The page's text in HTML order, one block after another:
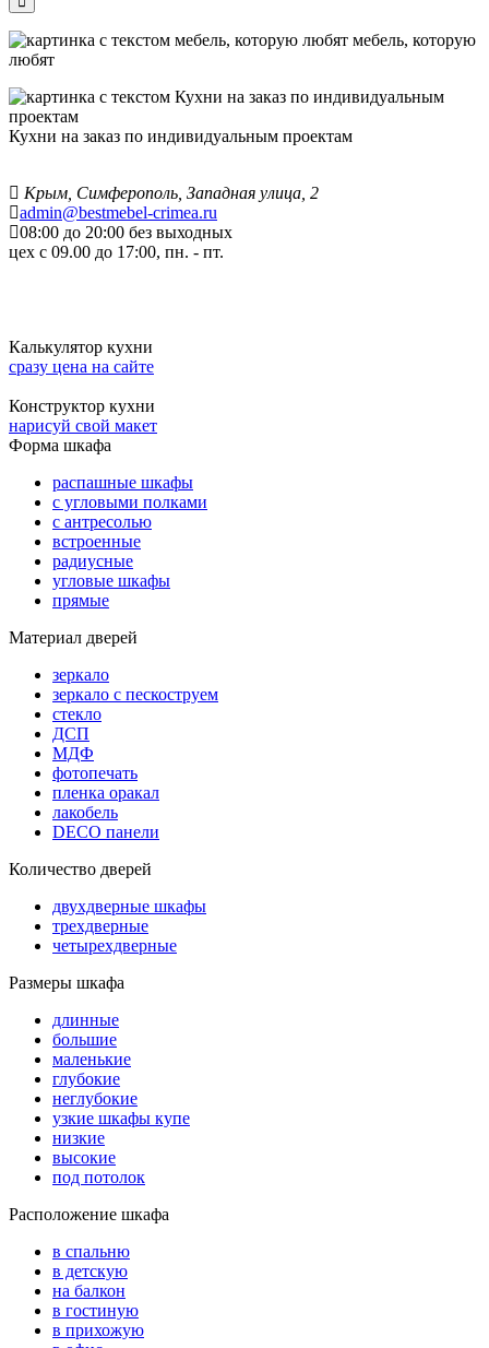
мебель, которую
любят
Кухни на заказ по индивидуальным проектам
Крым, Симферополь, Западная улица, 2
admin@bestmebel-crimea.ru
08:00 до 20:00 без выходных
цех с 09.00 до 17:00, пн. - пт.
Калькулятор кухни
сразу цена на сайте
Конструктор кухни
нарисуй свой макет
Форма шкафа
распашные шкафы
с угловыми полками
с антресолью
встроенные
радиусные
угловые шкафы
прямые
Материал дверей
зеркало
зеркало с пескоструем
стекло
ДСП
МДФ
фотопечать
пленка оракал
лакобель
DECO панели
Количество дверей
двухдверные шкафы
трехдверные
четырехдверные
Размеры шкафа
длинные
большие
маленькие
глубокие
неглубокие
узкие шкафы купе
низкие
высокие
под потолок
Расположение шкафа
в спальню
в детскую
на балкон
в гостиную
в прихожую